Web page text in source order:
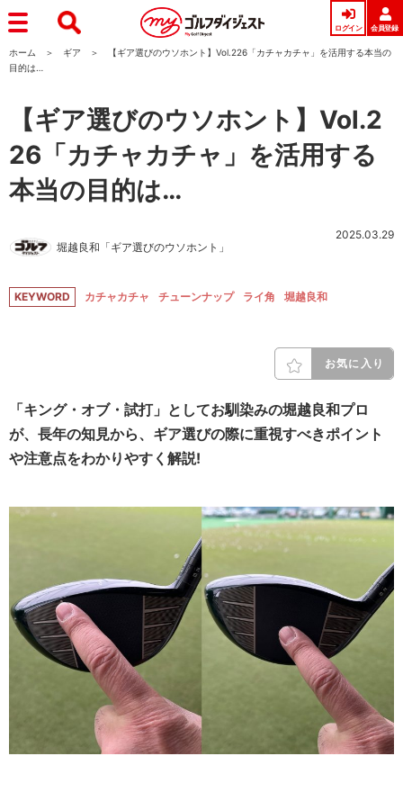
ログイン 会員登録
ホーム ギア
【ギア選びのウソホント】Vol.226「カチャカチャ」を活用する本当の
目的は…
【ギア選びのウソホント】Vol.2
26「カチャカチャ」を活用する
本当の目的は…
堀越良和「ギア選びのウソホント」
2025.03.29
KEYWORD カチャカチャ チューンナップ ライ角 堀越良和
お気に入り
「キング・オブ・試打」としてお馴染みの堀越良和プロ
が、長年の知見から、ギア選びの際に重視すべきポイント
や注意点をわかりやすく解説!